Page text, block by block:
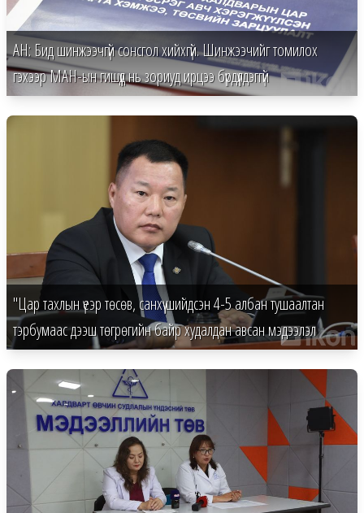
АН: Бид шинжээчгүй сонсгол хийхгүй. Шинжээчийг томилох
гэхээр МАН-ын гишүүд нь зориуд ирцээ бүрдүүлдэггүй
"Цар тахлын үеэр төсөв, санхүү шийдсэн 4-5 албан тушаалтан
тэрбумаас дээш төгрөгийн байр худалдан авсан мэдээлэл
ирсэн"